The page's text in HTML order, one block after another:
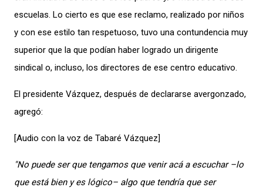
escuelas. Lo cierto es que ese reclamo, realizado por niños
y con ese estilo tan respetuoso, tuvo una contundencia muy
superior que la que podían haber logrado un dirigente
sindical o, incluso, los directores de ese centro educativo.
El presidente Vázquez, después de declararse avergonzado,
agregó:
[Audio con la voz de Tabaré Vázquez]
"No puede ser que tengamos que venir acá a escuchar –lo
que está bien y es lógico– algo que tendría que ser